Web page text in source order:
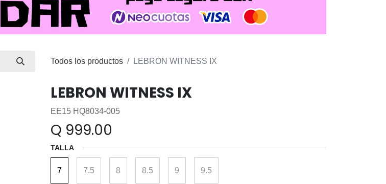
Todos los productos LEBRON WITNESS IX
LEBRON WITNESS IX
EE15 HQ8034-005
Q 999.00
TALLA
7 7.5 8 8.5 9 9.5